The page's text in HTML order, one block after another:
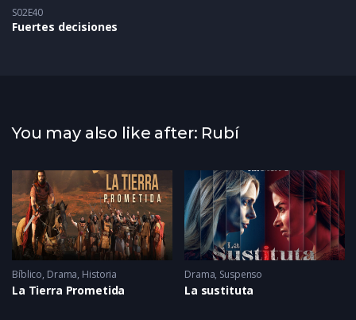
S02E40
Fuertes decisiones
You may also like after: Rubí
Bíblico, Drama, Historia
La Tierra Prometida
Drama, Suspenso
La sustituta